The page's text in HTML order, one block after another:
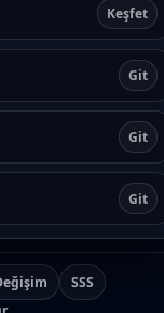
Keşfet
Git
Git
Git
SSS